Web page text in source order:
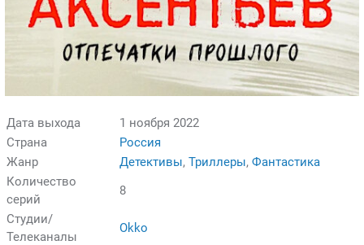
Дата выхода
1 ноября 2022
Страна
Россия
Жанр
Детективы, Триллеры, Фантастика
Количество
серий
8
Студии/
Телеканалы
Okko